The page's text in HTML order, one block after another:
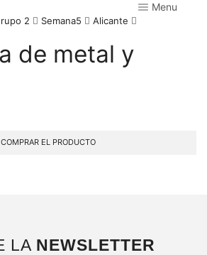
Menu
2 Semana5 Alicante
de metal y
COMPRAR EL PRODUCTO
LA NEWSLETTER